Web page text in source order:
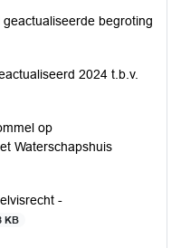
begroting
2024 t.b.v.
op
Waterschapshuis
-
KB